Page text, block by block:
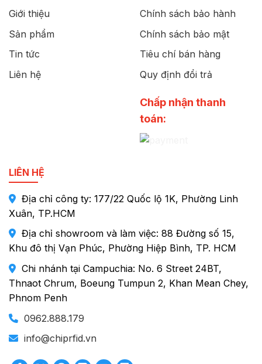
Giới thiệu
Sản phẩm
Tin tức
Liên hệ
Chính sách bảo hành
Chính sách bảo mật
Tiêu chí bán hàng
Quy định đổi trả
Chấp nhận thanh
toán:
LIÊN HỆ
Địa chỉ công ty: 177/22 Quốc lộ 1K, Phường Linh
Xuân, TP.HCM
Địa chỉ showroom và làm việc: 88 Đường số 15,
Khu đô thị Vạn Phúc, Phường Hiệp Bình, TP. HCM
Chi nhánh tại Campuchia: No. 6 Street 24BT,
Thnaot Chrum, Boeung Tumpun 2, Khan Mean Chey,
Phnom Penh
0962.888.179
info@chiprfid.vn